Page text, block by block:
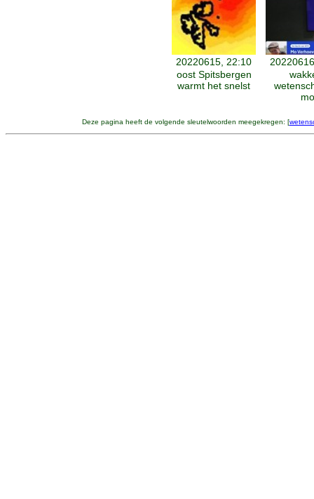
20220615, 22:10
oost Spitsbergen
warmt het snelst
mo
Deze pagina heeft de volgende sleutelwoorden meegekregen: [